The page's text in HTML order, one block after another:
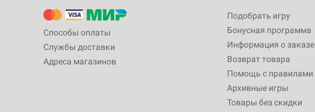
Способы оплаты
Службы доставки
Адреса магазинов
Подобрать игру
Бонусная программа
Информация о заказе
Возврат товара
Помощь с правилами
Архивные игры
Товары без скидки